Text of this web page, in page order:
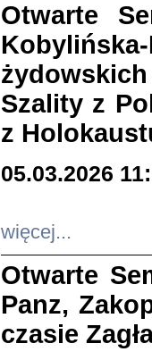
Otwarte
Szality z
z
05.03.2026
więcej...
Otwarte
Panz,
czasie